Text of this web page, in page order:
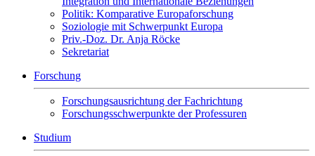
Politik: Komparative Europaforschung
Soziologie mit Schwerpunkt Europa
Priv.-Doz. Dr. Anja Röcke
Sekretariat
Forschung
Forschungsausrichtung der Fachrichtung
Forschungsschwerpunkte der Professuren
Studium